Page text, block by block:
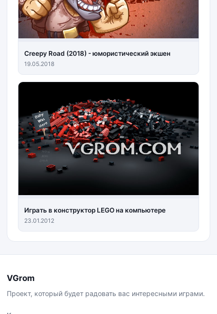
Creepy Road (2018) - юмористический экшен
19.05.2018
Играть в конструктор LEGO на компьютере
23.01.2012
VGrom
Проект, который будет радовать вас интересными играми.